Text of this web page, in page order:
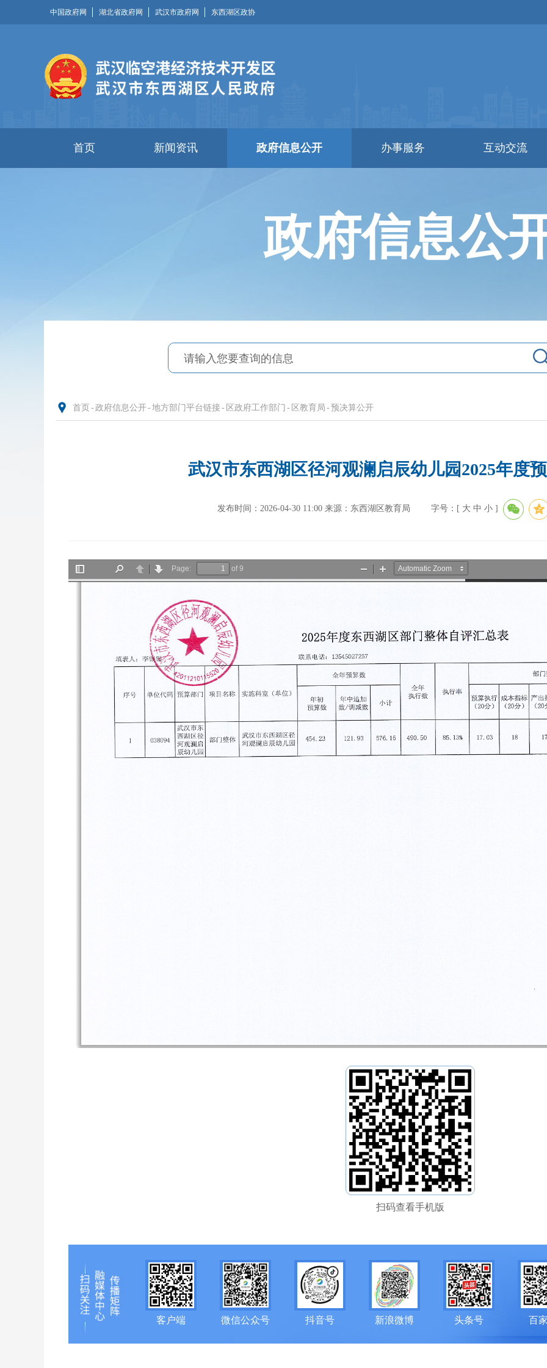
中国政府网 湖北省政府网 武汉市政府网 东西湖区政协
首页 新闻资讯 政府信息公开 办事服务 互动交流
政府信息公
首页 - 政府信息公开- 地方部门平台链接- 区政府工作部门 - 区教育局 - 预决算公开
武汉市东西湖区径河观澜启辰幼儿园2025年度
发布时间：2026-04-30 11:00 来源：东西湖区教育局 字号：[ 大 中 小 ]
扫码查看手机版
客户端 微信公众号 抖音号 新浪微博 头条号 百